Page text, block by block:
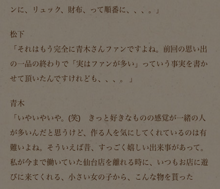
ンに、リュック、財布、って順番に、、、。」
松下
「それはもう完全に青木さんファンですよね。前回の思い出
の一品の終わりで「実はファンが多い」っていう事実を書か
せて頂いたんですけれども、、、。 」
青木
「いやいやいや。(笑) きっと好きなものの感覚が一緒の人
が多いんだと思うけど、作る人を気にしてくれているのは有
難いよね。そういえば昔、すっごく嬉しい出来事があって。
私が今まで働いていた仙台店を離れる時に、いつもお店に遊
びに来てくれる、小さい女の子から、こんな物を貰った